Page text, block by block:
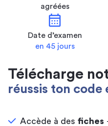
agréées
calendar_month
Date d’examen
en 45 jours
Télécharge
réussis ton code
Accède à des fiches